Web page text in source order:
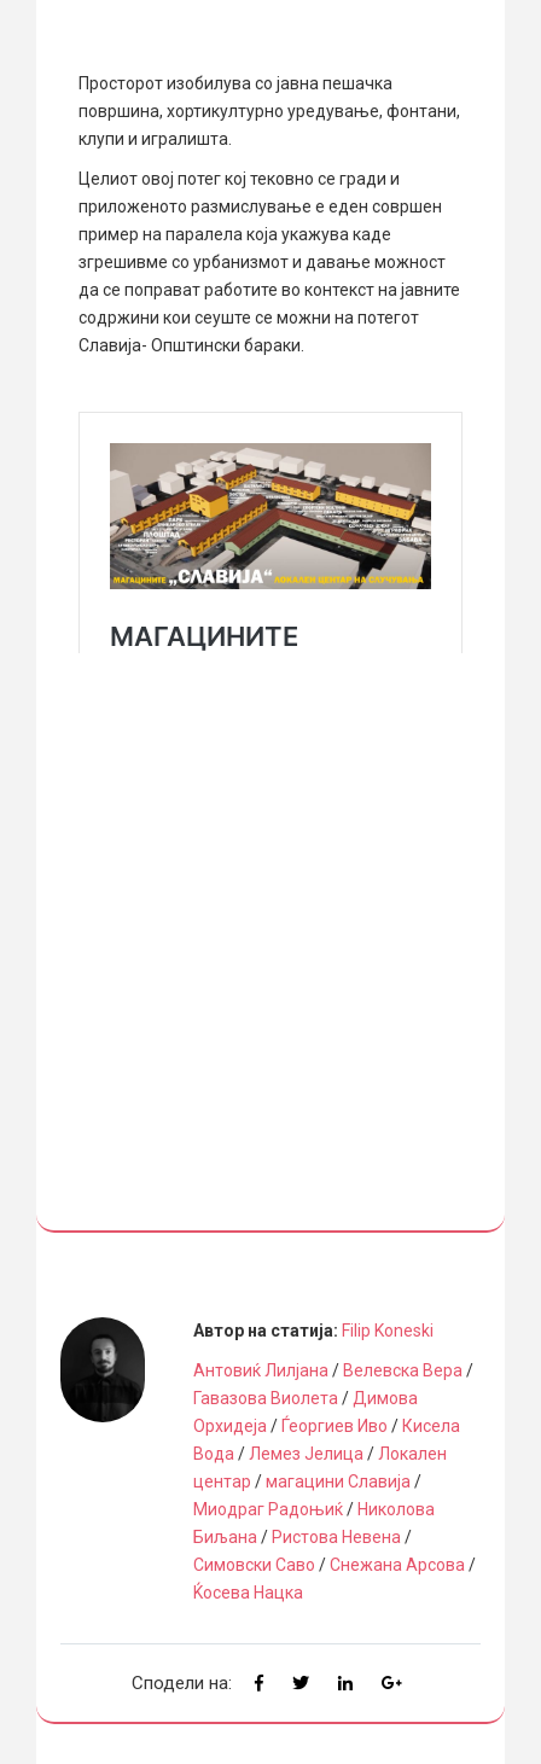
Просторот изобилува со јавна пешачка
површина, хортикултурно уредување, фонтани,
клупи и игралишта.
Целиот овој потег кој тековно се гради и
приложеното размислување е еден совршен
пример на паралела која укажува каде
згрешивме со урбанизмот и давање можност
да се поправат работите во контекст на јавните
содржини кои сеуште се можни на потегот
Славија- Општински бараки.
Автор на статија: Filip Koneski
Антовиќ Лилјана / Велевска Вера /
Гавазова Виолета / Димова
Орхидеја / Ѓеоргиев Иво / Кисела
Вода / Лемез Јелица / Локален
центар /магацини Славија /
Миодраг Радоњиќ/ Николова
Биљана / Ристова Невена /
Симовски Саво /Снежана Арсова /
Ќосева Нацка
Сподели на: